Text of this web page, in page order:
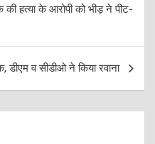
की हत्या के आरोपी को भीड़ ने पीट-
डीएम व सीडीओ ने किया रवाना